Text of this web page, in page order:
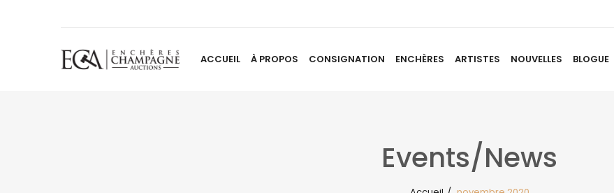
ACCUEIL À PROPOS CONSIGNATION ENCHÈRES ARTISTES NOUVELLES BLOGUE
Events/News